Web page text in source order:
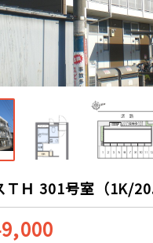
ＴＨ 301号室（1K/